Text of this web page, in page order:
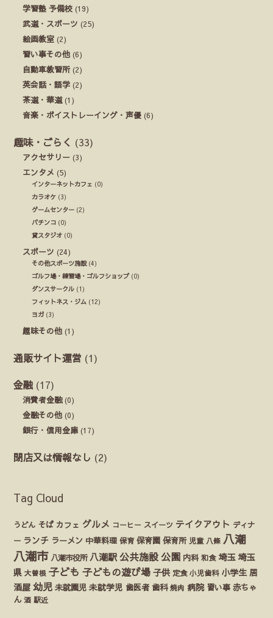
学習塾 予備校 (19)
武道・スポーツ (25)
絵画教室 (2)
習い事その他 (6)
自動車教習所(2)
英会話・語学 (2)
茶道・華道(1)
音楽・ボイストレーイング・声優 (6)
趣味・ごらく (33)
アクセサリー (3)
エンタメ (5)
インターネットカフェ (0)
カラオケ (3)
ゲームセンター (2)
パチンコ (0)
貸スタジオ (0)
スポーツ (24)
その他スポーツ施設(4)
ゴルフ場・練習場・ゴルフショップ(0)
ダンスサークル (1)
フィットネス・ジム (12)
ヨガ (3)
趣味その他 (1)
通販サイト運営 (1)
金融 (17)
消費者金融(0)
金融その他 (0)
銀行・信用金庫 (17)
閉店又は情報なし (2)
Tag Cloud
うどん そば カフェ グルメ コーヒー スイーツ テイクアウト ディナ
ー ランチ ラーメン 中華料理 保育 保育園 保育所 児童 八條 八潮
八潮市 八潮市役所 八潮駅 公共施設 公園 内科 和食 埼玉 埼玉
県 大曽根 子ども 子どもの遊び場 子供 定食 小児歯科 小学生 居
酒屋 幼児 未就園児 未就学児 歯医者 歯科 焼肉 病院 習い事 赤ちゃ
ん 酒 駅近